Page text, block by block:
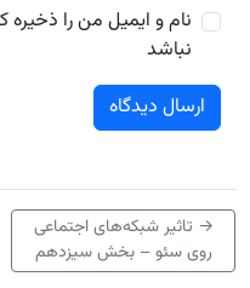
نام و ایمیل من را ذخیره
نباشد
→ تاثیر شبکه‌های اجتماعی
روی سئو – بخش سیزدهم